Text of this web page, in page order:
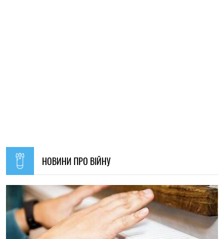
21:31, 05.08.2026 44
Кличко відзвітував по підготовк удо зими: Київ відновив
65% пошкоджених енергооб'єктів
Микола Потика